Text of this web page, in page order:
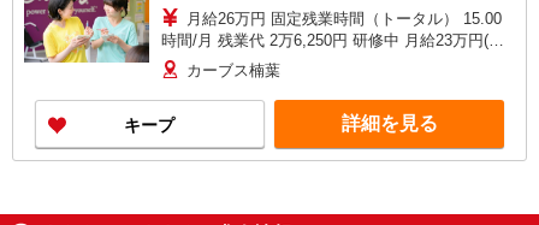
月給26万円 固定残業時間（トータル） 15.00
時間/月 残業代 2万6,250円 研修中 月給23万円(研
修期間3ヶ月) 研修中 固定残業時間（トータル）
15.00時間/月 研修中 残業代 2万6,250円 賞与 年
２回 給与年1回昇給あり 報奨金等あり
カーブス楠葉
キープ 詳細を見る